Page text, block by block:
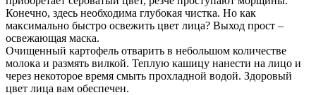
Конечно, здесь необходима глубокая чистка. Но как
максимально быстро освежить цвет лица? Выход прост –
освежающая маска.
Очищенный картофель отварить в небольшом количестве
молока и размять вилкой. Теплую кашицу нанести на лицо и
через некоторое время смыть прохладной водой. Здоровый
цвет лица вам обеспечен.